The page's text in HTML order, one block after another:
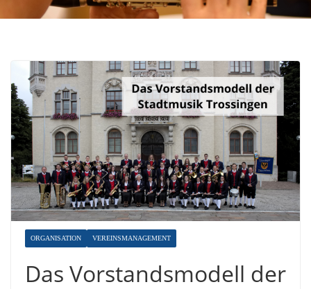
ORGANISATION VEREINSMANAGEMENT
Das Vorstandsmodell der